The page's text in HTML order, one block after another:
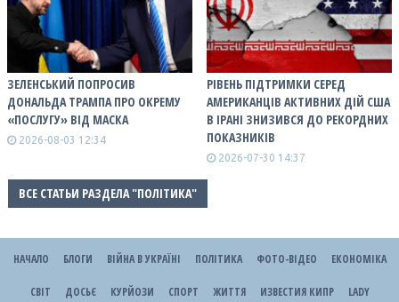
ЗЕЛЕНСЬКИЙ ПОПРОСИВ
ДОНАЛЬДА ТРАМПА ПРО ОКРЕМУ
«ПОСЛУГУ» ВІД МАСКА
2026-08-03 12:34
РІВЕНЬ ПІДТРИМКИ СЕРЕД
АМЕРИКАНЦІВ АКТИВНИХ ДІЙ США
В ІРАНІ ЗНИЗИВСЯ ДО РЕКОРДНИХ
ПОКАЗНИКІВ
2026-07-30 14:37
ВСЕ СТАТЬИ РАЗДЕЛА "ПОЛІТИКА"
НАЧАЛО БЛОГИ ВІЙНА В УКРАЇНІ ПОЛІТИКА ФОТО-ВІДЕО ЕКОНОМІКА
СВІТ ДОСЬЄ КУРЙОЗИ СПОРТ ЖИТТЯ ИЗВЕСТИЯ КИПР LADY